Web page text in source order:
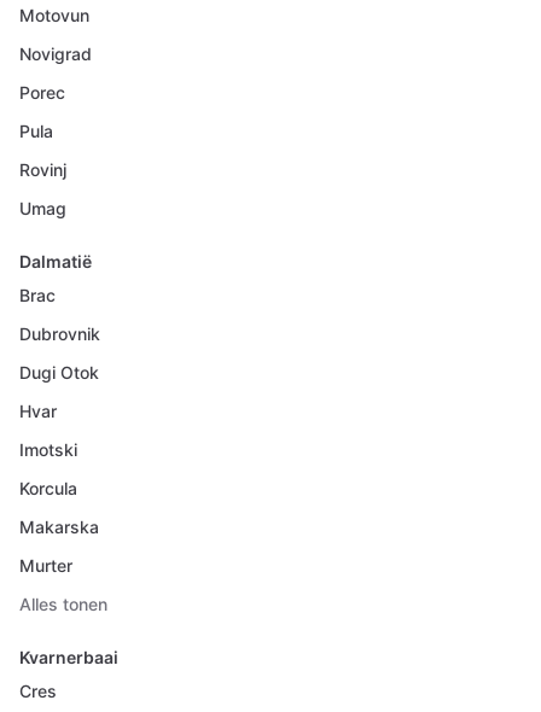
Motovun
Novigrad
Porec
Pula
Rovinj
Umag
Dalmatië
Brac
Dubrovnik
Dugi Otok
Hvar
Imotski
Korcula
Makarska
Murter
Alles tonen
Kvarnerbaai
Cres